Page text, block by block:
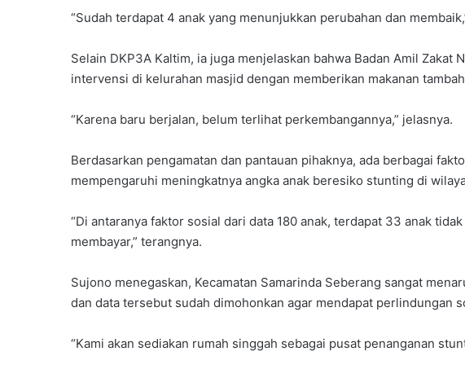
“Sudah terdapat 4 anak yang menunjukkan perubahan dan
Selain DKP3A Kaltim, ia juga menjelaskan bahwa Badan Amil Zakat
intervensi di kelurahan masjid dengan memberikan makanan
“Karena baru berjalan, belum terlihat perkembangannya,” jelasnya.
Berdasarkan pengamatan dan pantauan pihaknya, ada berbagai
mempengaruhi meningkatnya angka anak beresiko stunting di
“Di antaranya faktor sosial dari data 180 anak, terdapat 33 anak
membayar,” terangnya.
Sujono menegaskan, Kecamatan Samarinda Seberang sangat
dan data tersebut sudah dimohonkan agar mendapat perlindungan
“Kami akan sediakan rumah singgah sebagai pusat penanganan